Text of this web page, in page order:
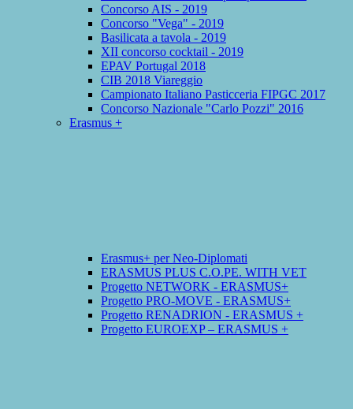
Concorso AIS - 2019
Concorso "Vega" - 2019
Basilicata a tavola - 2019
XII concorso cocktail - 2019
EPAV Portugal 2018
CIB 2018 Viareggio
Campionato Italiano Pasticceria FIPGC 2017
Concorso Nazionale "Carlo Pozzi" 2016
Erasmus +
Erasmus+ per Neo-Diplomati
ERASMUS PLUS C.O.PE. WITH VET
Progetto NETWORK - ERASMUS+
Progetto PRO-MOVE - ERASMUS+
Progetto RENADRION - ERASMUS +
Progetto EUROEXP – ERASMUS +